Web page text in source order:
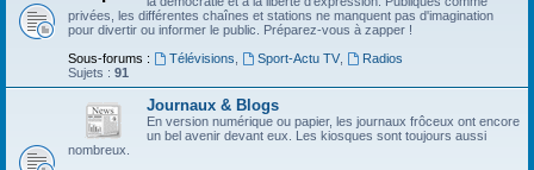
privées, les différentes chaînes et stations ne manquent pas d'imagination
pour divertir ou informer le public. Préparez-vous à zapper !
Sous-forums :
Télévisions Sport-Actu TV,
Radios
Sujets : 91
Journaux & Blogs
En version numérique ou papier, les journaux frôceux ont encore
un bel avenir devant eux. Les kiosques sont toujours aussi
nombreux.